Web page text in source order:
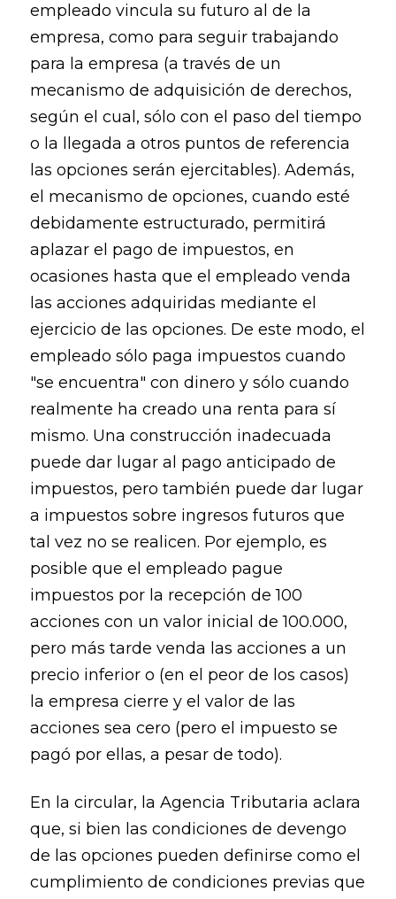
empleado vincula su futuro al de la
empresa, como para seguir trabajando
para la empresa (a través de un
mecanismo de adquisición de derechos,
según el cual, sólo con el paso del tiempo
o la llegada a otros puntos de referencia
las opciones serán ejercitables). Además,
el mecanismo de opciones, cuando esté
debidamente estructurado, permitirá
aplazar el pago de impuestos, en
ocasiones hasta que el empleado venda
las acciones adquiridas mediante el
ejercicio de las opciones. De este modo, el
empleado sólo paga impuestos cuando
"se encuentra" con dinero y sólo cuando
realmente ha creado una renta para sí
mismo. Una construcción inadecuada
puede dar lugar al pago anticipado de
impuestos, pero también puede dar lugar
a impuestos sobre ingresos futuros que
tal vez no se realicen. Por ejemplo, es
posible que el empleado pague
impuestos por la recepción de 100
acciones con un valor inicial de 100.000,
pero más tarde venda las acciones a un
precio inferior o (en el peor de los casos)
la empresa cierre y el valor de las
acciones sea cero (pero el impuesto se
pagó por ellas, a pesar de todo).
En la circular, la Agencia Tributaria aclara
que, si bien las condiciones de devengo
de las opciones pueden definirse como el
cumplimiento de condiciones previas que